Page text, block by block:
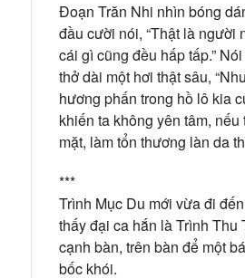
Đoạn Trăn Nhi nhìn bóng
đầu cười nói, “Thật là người
cái gì cũng đều hấp tấp.”
thở dài một hơi thật sâu,
hương phấn trong hồ lô kia
khiến ta không yên tâm,
mặt, làm tổn thương làn da
***
Trình Mục Du mới vừa đi
thấy đại ca hắn là Trình Thu
cạnh bàn, trên bàn để một
bốc khói.